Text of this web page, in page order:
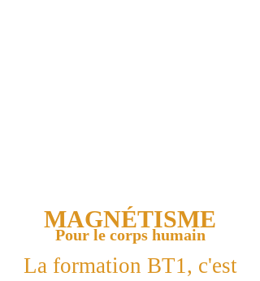
MAGNÉTISME
Pour le corps humain
La formation BT1, c'est